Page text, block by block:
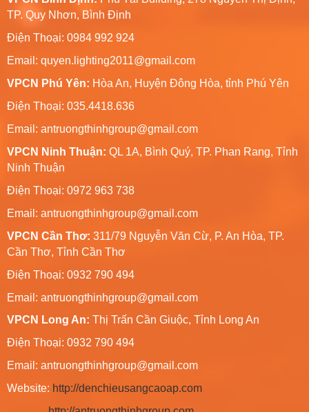
TP. Quy Nhơn, Bình Định
Điện Thoại: 0984 992 924
Email: quyen.lighting2011@gmail.com
VPCN Phú Yên: Hòa An, Huyện Đông Hòa, tỉnh Phú Yên
Điện Thoại: 035.4418.636
Email: antruongthinhgroup@gmail.com
VPCN Ninh Thuận: QL 1A, Bình Quý, TP. Phan Rang, Tỉnh
Ninh Thuận
Điện Thoại: 0972 963 738
Email: antruongthinhgroup@gmail.com
VPCN Cần Thơ: 311/79 Nguyễn Văn Cừ, P. An Hòa, TP.
Cần Thơ, Tỉnh Cần Thơ
Điện Thoại: 0932 790 494
Email: antruongthinhgroup@gmail.com
VPCN Long An: Thị Trấn Cần Giuộc, Tỉnh Long An
Điện Thoại: 0932 790 494
Email: antruongthinhgroup@gmail.com
Website: http://denchieusangcaoap.com